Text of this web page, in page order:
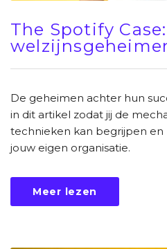
The Spotify
De geheimen achter hun
in dit artikel zodat jij de
technieken kan begrijpen en
jouw eigen organisatie.
Meer lezen